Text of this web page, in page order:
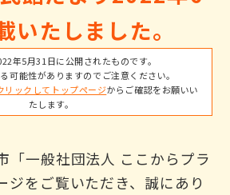
いたしました。
年5月31日に公開されたものです。
可能性がありますのでご注意ください。
リックしてトップページからご確認をお願いい
たします。
「一般社団法人 ここからプラ
ジをご覧いただき、誠にあり